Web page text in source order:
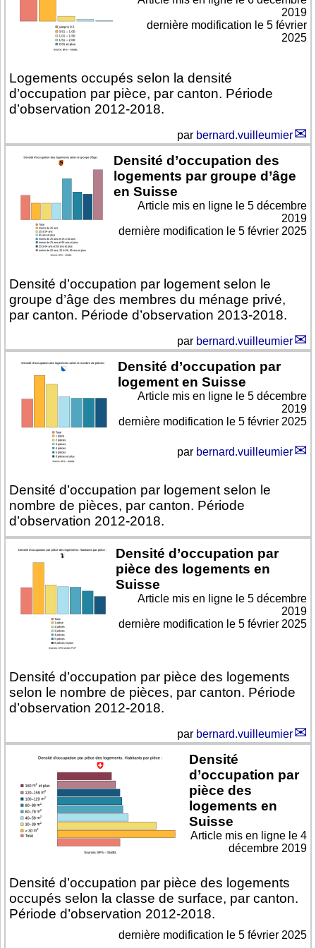
Logements occupés selon la densité
d’occupation par pièce, par canton. Période
d’observation 2012-2018.
2019
dernière modification le 5 février
2025
par bernard.vuilleumier
Densité d’occupation des
logements par groupe d’âge
en Suisse
Densité d’occupation par logement selon le
groupe d’âge des membres du ménage privé,
par canton. Période d’observation 2013-2018.
Article mis en ligne le 5 décembre
2019
dernière modification le 5 février 2025
par bernard.vuilleumier
Densité d’occupation par
logement en Suisse
Densité d’occupation par logement selon le
nombre de pièces, par canton. Période
d’observation 2012-2018.
Article mis en ligne le 5 décembre
2019
dernière modification le 5 février 2025
par bernard.vuilleumier
Densité d’occupation par
pièce des logements en
Suisse
Densité d’occupation par pièce des logements
selon le nombre de pièces, par canton. Période
d’observation 2012-2018.
Article mis en ligne le 5 décembre
2019
dernière modification le 5 février 2025
par bernard.vuilleumier
Densité
d’occupation par
pièce des
logements en
Suisse
Densité d’occupation par pièce des logements
occupés selon la classe de surface, par canton.
Période d’observation 2012-2018.
Article mis en ligne le 4
décembre 2019
dernière modification le 5 février 2025